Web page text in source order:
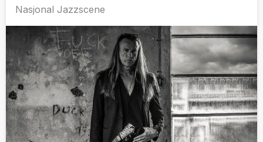
Nasjonal Jazzscene